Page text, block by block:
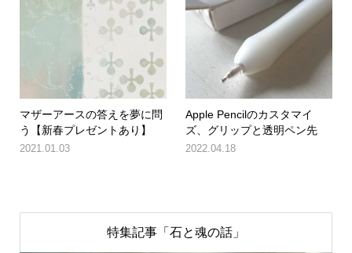
マザーアースの答えを夢に問
う【新春プレゼントあり】
2021.01.03
Apple Pencilのカスタマイ
ズ、グリップと透明ペン先
2022.04.18
特集記事「石と魂の話」